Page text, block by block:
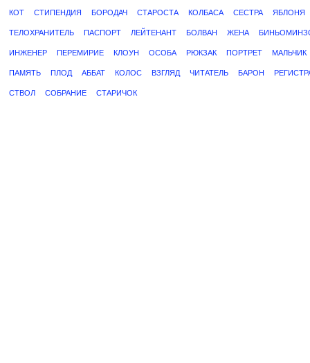
КОТ СТИПЕНДИЯ БОРОДАЧ СТАРОСТА КОЛБАСА СЕСТРА ЯБЛОНЯ
ТЕЛОХРАНИТЕЛЬ ПАСПОРТ ЛЕЙТЕНАНТ БОЛВАН ЖЕНА
ИНЖЕНЕР ПЕРЕМИРИЕ КЛОУН ОСОБА РЮКЗАК ПОРТРЕТ МАЛЬЧИК
ПАМЯТЬ ПЛОД АББАТ КОЛОС ВЗГЛЯД ЧИТАТЕЛЬ БАРОН
СТВОЛ СОБРАНИЕ СТАРИЧОК